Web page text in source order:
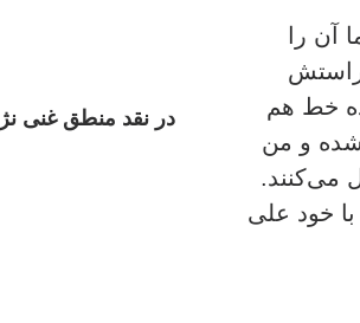
آن را
راستش
خط هم
و من
می‌کنند.
خود علی
در نقد منطق غنی